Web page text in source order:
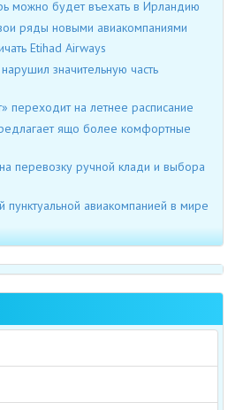
можно будет въехать в Ирландию
ряды новыми авиакомпаниями
Etihad Airways
значительную часть
переходит на летнее расписание
ящо более комфортные
перевозку ручной клади и выбора
пунктуальной авиакомпанией в мире